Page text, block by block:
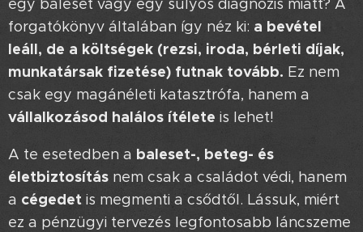
egy baleset vagy egy súlyos diagnózis miatt? A
forgatókönyv általában így néz ki: a bevétel
leáll, de a költségek (rezsi, iroda, bérleti díjak,
munkatársak fizetése) futnak tovább. Ez nem
csak egy magánéleti katasztrófa, hanem a
vállalkozásod halálos ítélete is lehet! 😵‍💫
A te esetedben a baleset-, beteg- és
életbiztosítás nem csak a családot védi, hanem
a cégedet is megmenti a csődtől. Lássuk, miért
ez a pénzügyi tervezés legfontosabb láncszeme